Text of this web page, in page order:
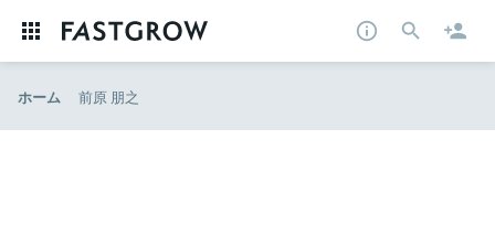
ホーム 前原 朋之